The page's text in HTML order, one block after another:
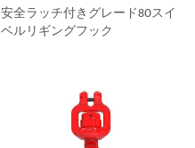
安全ラッチ付きグレード80スイ
ベルリギングフック